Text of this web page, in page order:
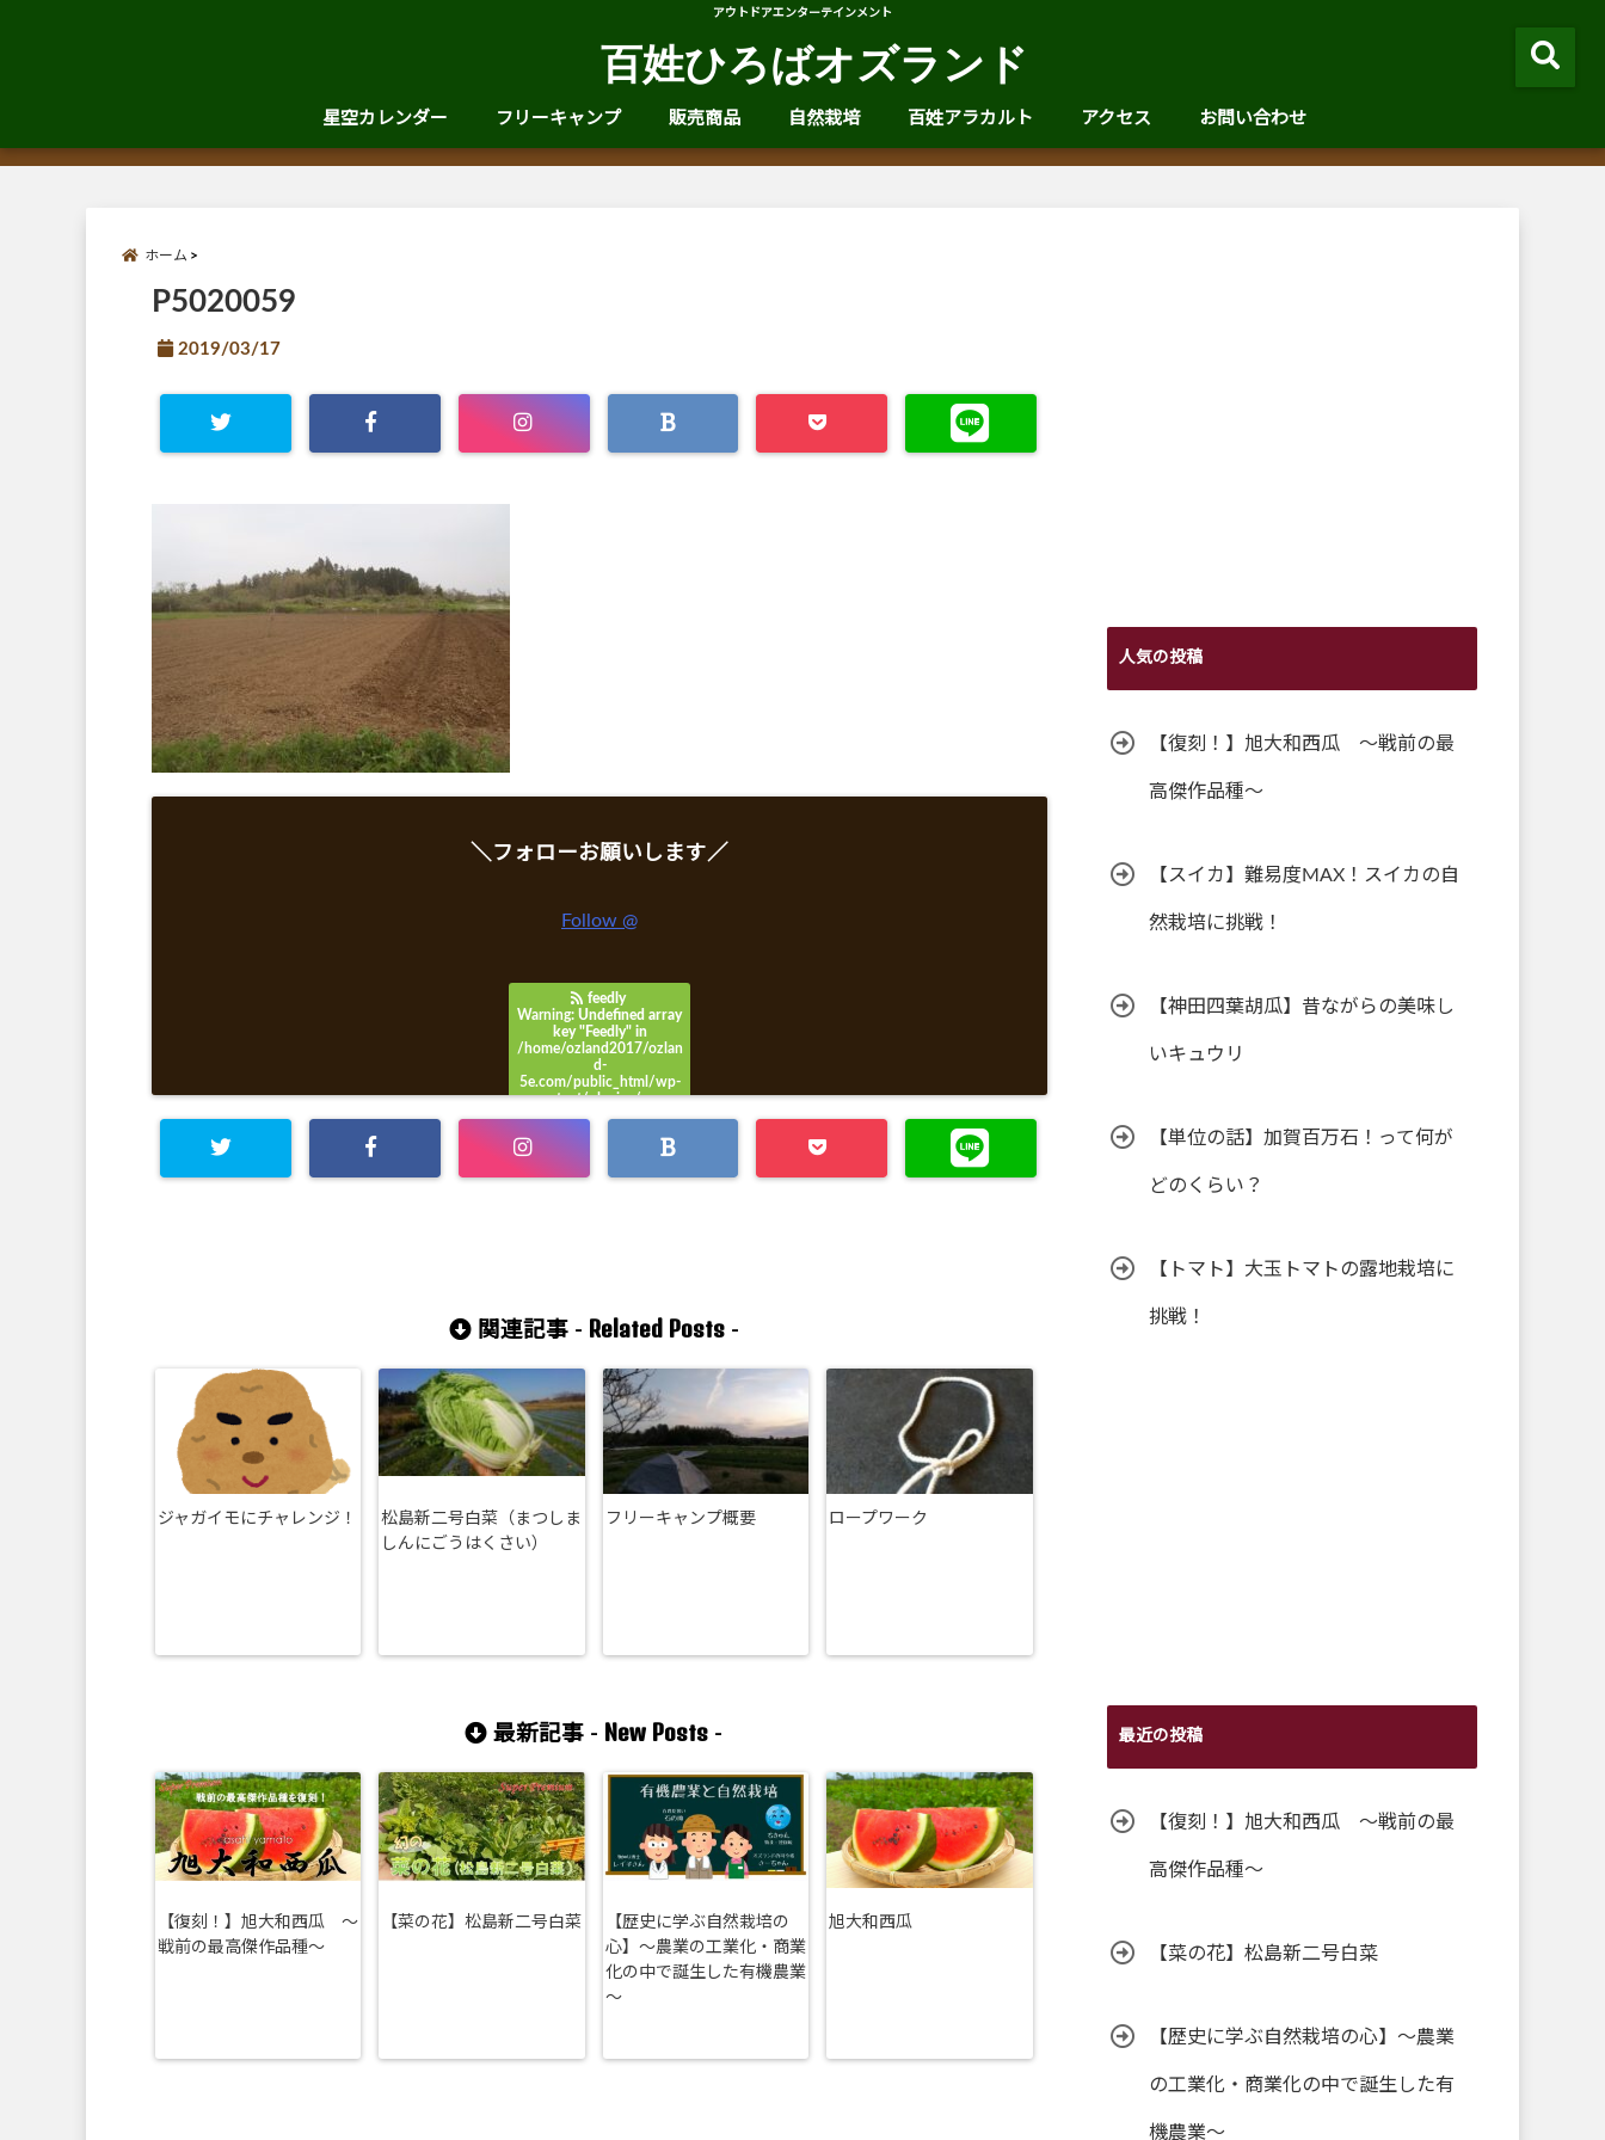
アウトドアエンターテインメント
百姓ひろばオズランド
星空カレンダー フリーキャンプ 販売商品 自然栽培 百姓アラカルト アクセス お問い合わせ
ホーム
P5020059
2019/03/17
＼フォローお願いします／
Follow @
feedly
Warning: Undefined array
key "Feedly" in
/home/ozland2017/ozlan
d-
5e.com/public_html/wp-
content/plugins/sns-
関連記事 - Related Posts-
ジャガイモにチャレンジ！
松島新二号白菜（まつしま
しんにごうはくさい）
フリーキャンプ概要 ロープワーク
最新記事 - New Posts -
【復刻！】旭大和西瓜 ～
戦前の最高傑作品種～
【菜の花】松島新二号白菜
【歴史に学ぶ自然栽培の
心】～農業の工業化・商業
化の中で誕生した有機農業
～
旭大和西瓜
人気の投稿
【復刻！】旭大和西瓜 ～戦前の最
高傑作品種～
【スイカ】難易度MAX！スイカの自
然栽培に挑戦！
【神田四葉胡瓜】昔ながらの美味し
いキュウリ
【単位の話】加賀百万石！って何が
どのくらい？
【トマト】大玉トマトの露地栽培に
挑戦！
最近の投稿
【復刻！】旭大和西瓜 ～戦前の最
高傑作品種～
【菜の花】松島新二号白菜
【歴史に学ぶ自然栽培の心】～農業
の工業化・商業化の中で誕生した有
機農業～